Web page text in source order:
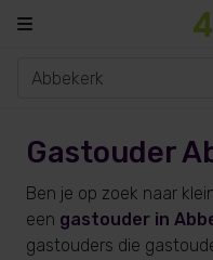
Gastouder
Ben je op zoek naar
een gastouder in
gastouders die